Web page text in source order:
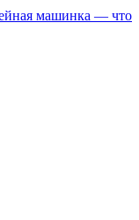
машинка — что